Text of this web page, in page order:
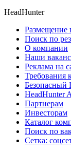
HeadHunter
Размещение
Поиск по
О компании
Наши
Реклама на
Требования
Безопасный
HeadHunter
Партнерам
Инвесторам
Каталог
Поиск по
Сетка: